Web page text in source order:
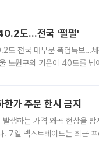
도…전국 '펄펄'
전국 대부분 폭염특보…
노원구의 기온이 40도를 넘
가 주문 한시 금지
생하는 가격 왜곡 현상을
. 7일 넥스트레이드는 최근